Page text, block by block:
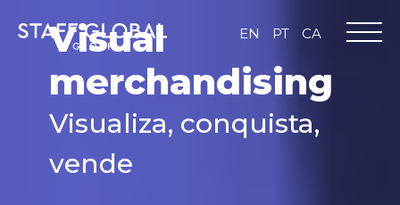
EN PT CA
Visual
merchandising
Visualiza, conquista,
vende